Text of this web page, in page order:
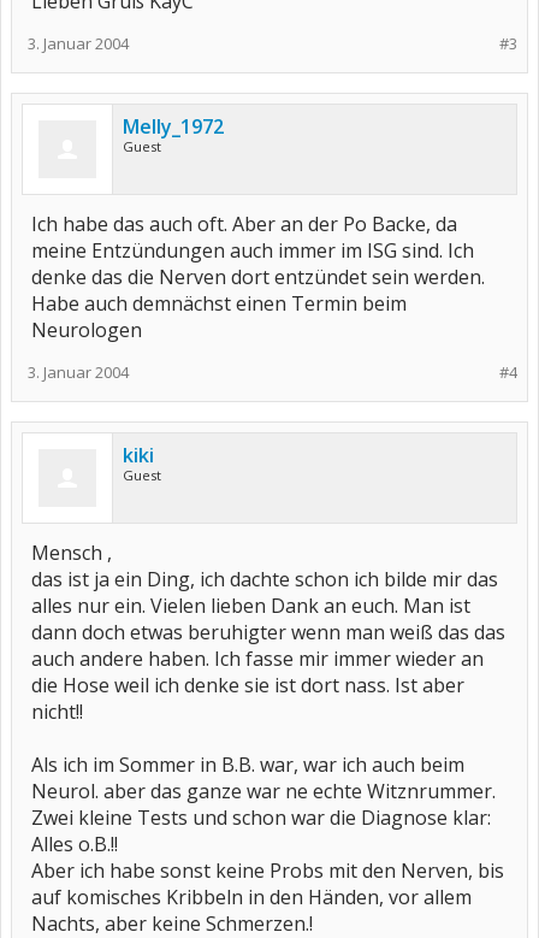
#3
3. Januar 2004
Melly_1972
Guest
Ich habe das auch oft. Aber an der Po Backe, da
meine Entzündungen auch immer im ISG sind. Ich
denke das die Nerven dort entzündet sein werden.
Habe auch demnächst einen Termin beim
Neurologen
#4
3. Januar 2004
kiki
Guest
Mensch ,
das ist ja ein Ding, ich dachte schon ich bilde mir das
alles nur ein. Vielen lieben Dank an euch. Man ist
dann doch etwas beruhigter wenn man weiß das das
auch andere haben. Ich fasse mir immer wieder an
die Hose weil ich denke sie ist dort nass. Ist aber
nicht!!
Als ich im Sommer in B.B. war, war ich auch beim
Neurol. aber das ganze war ne echte Witznrummer.
Zwei kleine Tests und schon war die Diagnose klar:
Alles o.B.!!
Aber ich habe sonst keine Probs mit den Nerven, bis
auf komisches Kribbeln in den Händen, vor allem
Nachts, aber keine Schmerzen.!